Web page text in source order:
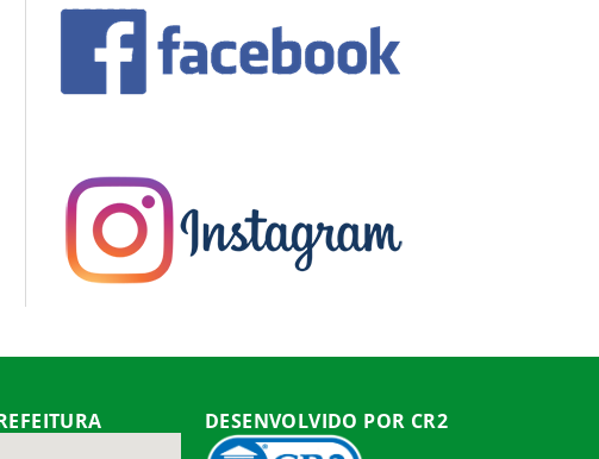
DESENVOLVIDO POR CR2